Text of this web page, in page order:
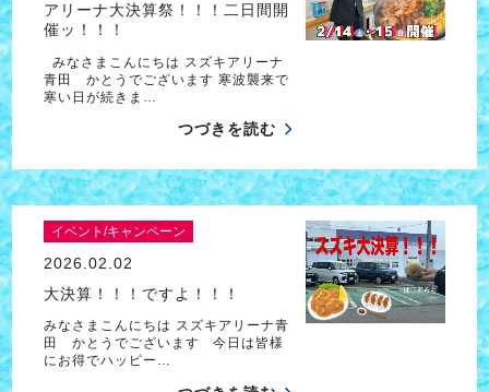
アリーナ大決算祭！！！二日間開
催ッ！！！
みなさまこんにちは スズキアリーナ
青田 かとうでございます 寒波襲来で
寒い日が続きま…
つづきを読む
イベント/キャンペーン
2026.02.02
大決算！！！ですよ！！！
みなさまこんにちは スズキアリーナ青
田 かとうでございます 今日は皆様
にお得でハッピー…